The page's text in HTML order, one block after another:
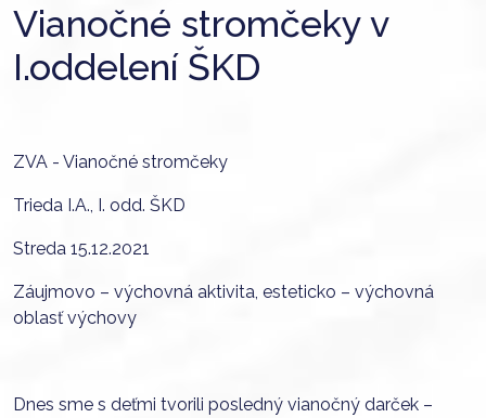
Vianočné stromčeky v
I.oddelení ŠKD
ZVA - Vianočné stromčeky
Trieda I.A., I. odd. ŠKD
Streda 15.12.2021
Záujmovo – výchovná aktivita, esteticko – výchovná
oblasť výchovy
Dnes sme s deťmi tvorili posledný vianočný darček –